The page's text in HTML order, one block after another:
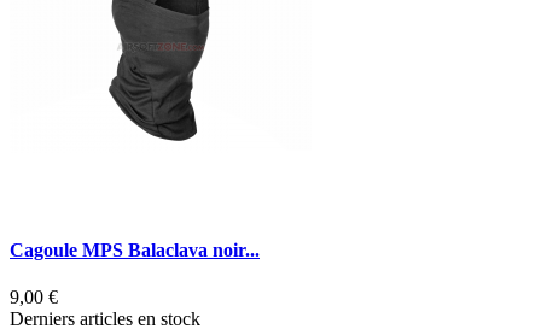
Cagoule MPS Balaclava noir...
9,00 €
Derniers articles en stock